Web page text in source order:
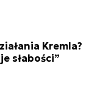
Kremla?
słabości”